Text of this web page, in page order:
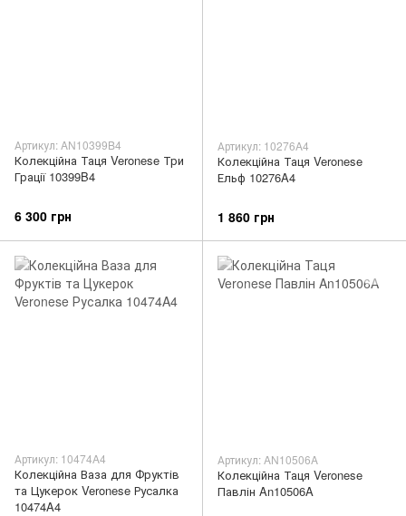
Артикул: AN10399B4
Колекційна Таця Veronese Три
Грації 10399B4
6 300 грн
Артикул: 10276A4
Колекційна Таця Veronese
Ельф 10276A4
1 860 грн
Артикул: 10474A4
Колекційна Ваза для Фруктів
та Цукерок Veronese Русалка
10474A4
Артикул: AN10506A
Колекційна Таця Veronese
Павлін An10506A